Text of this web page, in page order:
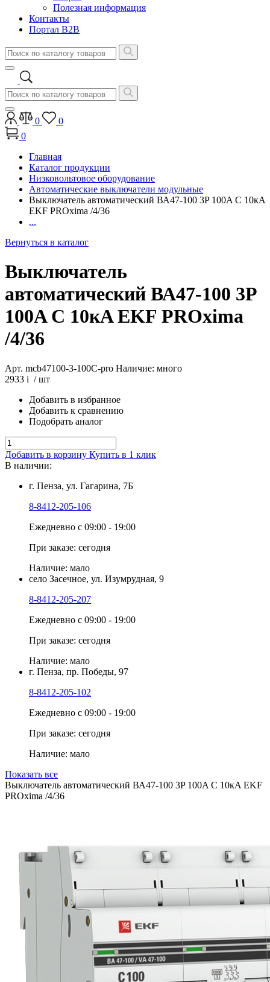
Полезная информация
Контакты
Портал B2B
0
0
0
Главная
Каталог продукции
Низковольтовое оборудование
Автоматические выключатели модульные
Выключатель автоматический ВА47-100 3P 100A C 10кA
EKF PROxima /4/36
...
Вернуться в каталог
Выключатель
автоматический ВА47-100 3P
100A C 10кA EKF PROxima
/4/36
Арт. mcb47100-3-100C-pro Наличие: много
2933 i / шт
Добавить в избранное
Добавить к сравнению
Подобрать аналог
Добавить в корзину Купить в 1 клик
В наличии:
г. Пенза, ул. Гагарина, 7Б
8-8412-205-106
Ежедневно с 09:00 - 19:00
При заказе: сегодня
Наличие: мало
село Засечное, ул. Изумрудная, 9
8-8412-205-207
Ежедневно с 09:00 - 19:00
При заказе: сегодня
Наличие: мало
г. Пенза, пр. Победы, 97
8-8412-205-102
Ежедневно с 09:00 - 19:00
При заказе: сегодня
Наличие: мало
Показать все
Выключатель автоматический ВА47-100 3P 100A C 10кA EKF
PROxima /4/36